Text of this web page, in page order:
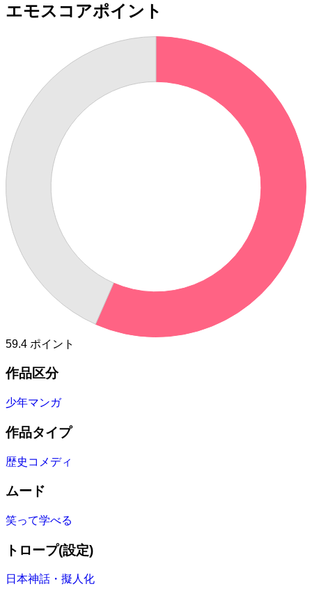
エモスコアポイント
59.4 ポイント
作品区分
少年マンガ
作品タイプ
歴史コメディ
ムード
笑って学べる
トロープ(設定)
日本神話・擬人化